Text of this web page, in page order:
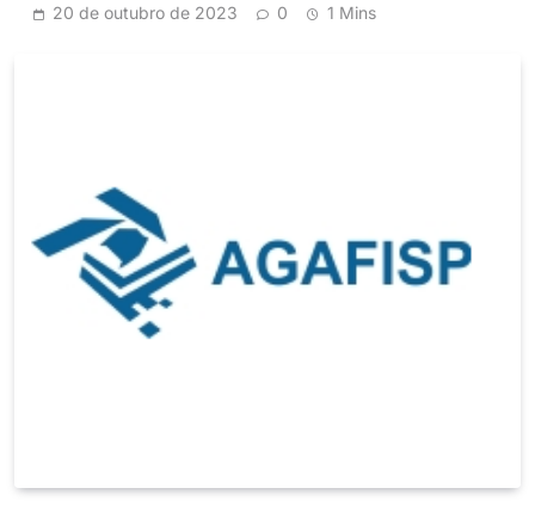
20 de outubro de 2023 0 1 Mins